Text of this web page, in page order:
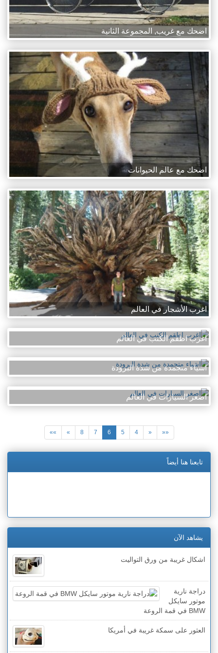
اضحك مع غريب, المجموعة الثانية
اضحك مع عالم الحيوانات
اغرب الأشجار في العالم
اغرب اطقم الكنب في العالم
اشياء متجمدة من شدة البرودة
اصغر السيارات في العالم
««
«
4
5
6
7
8
»
»»
تابعنا هنا أيضاً
يشاهد الآن
اشكال غريبة من ورق التواليت
دراجة نارية
موتور سايكل
BMW في قمة الروعة
العثور على سمكة غريبة في أمريكا